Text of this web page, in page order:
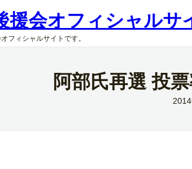
援会オフィシャルサ
フィシャルサイトです。
阿部氏再選 投